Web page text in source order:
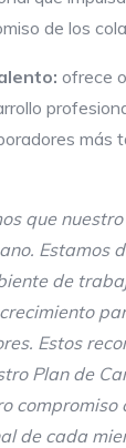
de los
ofrece
más
que
Estamos
de
Estos
Plan de
compromiso
de cada